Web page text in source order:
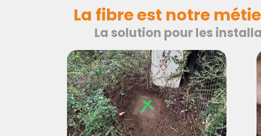
La fibre est notre
La solution pour les